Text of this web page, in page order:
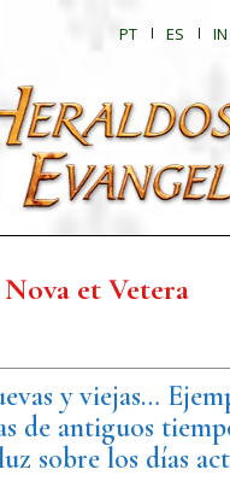
PT ES IN
Nova et Vetera
y viejas…
de antiguos
sobre los días